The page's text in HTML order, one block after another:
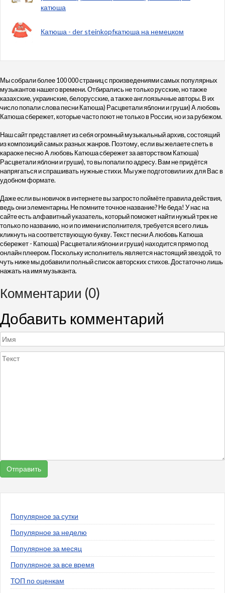
катюша
Катюша - der steinkopfкатюша на немецком
Мы собрали более 100 000 страниц с произведениями самых популярных
музыкантов нашего времени. Отбирались не только русские, но также
казахские, украинские, белорусские, а также англоязычные авторы. В их
число попали слова песни Катюша) Расцветали яблони и груши) А любовь
Катюша сбережет, которые часто поют не только в России, но и за рубежом.
Наш сайт представляет из себя огромный музыкальный архив, состоящий
из композиций самых разных жанров. Поэтому, если вы желаете спеть в
караоке песню А любовь Катюша сбережет за авторством Катюша)
Расцветали яблони и груши), то вы попали по адресу. Вам не придётся
напрягаться и спрашивать нужные стихи. Мы уже подготовили их для Вас в
удобном формате.
Даже если вы новичок в интернете вы запросто поймёте правила действия,
ведь они элементарны. Не помните точное название? Не беда! У нас на
сайте есть алфавитный указатель, который поможет найти нужый трек не
только по названию, но и по имени исполнителя, требуется всего лишь
кликнуть на соответствующую букву. Текст песни А любовь Катюша
сбережет - Катюша) Расцветали яблони и груши) находится прямо под
онлайн плеером. Поскольку исполнитель является настоящий звездой, то
чуть ниже мы добавили полный список авторских стихов. Достаточно лишь
нажать на имя музыканта.
Комментарии (0)
Добавить комментарий
Популярное за сутки
Популярное за неделю
Популярное за месяц
Популярное за все время
ТОП по оценкам